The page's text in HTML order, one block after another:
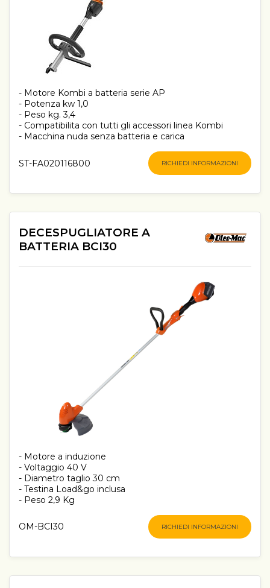
- Motore Kombi a batteria serie AP
- Potenza kw 1,0
- Peso kg. 3,4
- Compatibilita con tutti gli accessori linea Kombi
- Macchina nuda senza batteria e carica
ST-FA020116800 RICHIEDI INFORMAZIONI
DECESPUGLIATORE A
BATTERIA BCI30
- Motore a induzione
- Voltaggio 40 V
- Diametro taglio 30 cm
- Testina Load&go inclusa
- Peso 2,9 Kg
OM-BCI30 RICHIEDI INFORMAZIONI